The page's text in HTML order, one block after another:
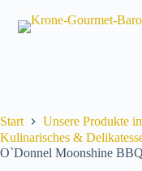
Inhalt
springen
Start
Unsere Produkte
Kulinarisches &
O`Donnel Moonshine